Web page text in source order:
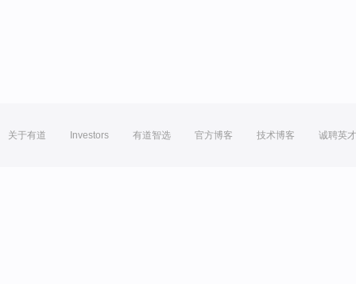
关于有道 Investors 有道智选 官方博客 技术博客 诚聘英才